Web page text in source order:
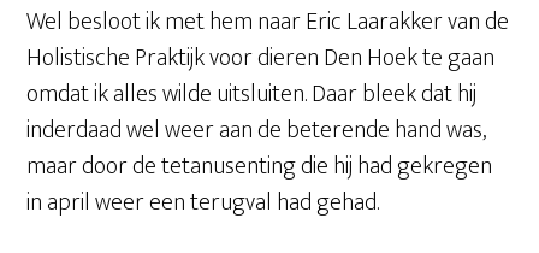
Wel besloot ik met hem naar Eric Laarakker van de
Holistische Praktijk voor dieren Den Hoek te gaan
omdat ik alles wilde uitsluiten. Daar bleek dat hij
inderdaad wel weer aan de beterende hand was,
maar door de tetanusenting die hij had gekregen
in april weer een terugval had gehad.